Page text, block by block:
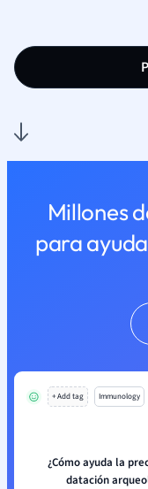
Millones
para
+ Add tag Immunology
¿Cómo ayuda la
datación